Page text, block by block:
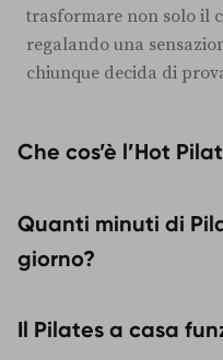
trasformare non solo il
regalando una
chiunque decida di
Che cos’è l’Hot
riscaldati tra i 35 e i 40
flessibilità, intensificare
Quanti minuti di
giorno?
miglioramenti nella
Il Pilates a casa